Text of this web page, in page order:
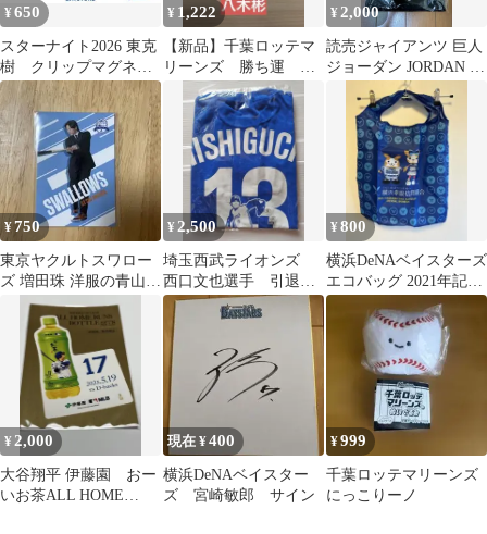
¥650
スターナイト2026 東克
樹 クリップマグネッ
ト
¥ 1,222
【新品】千葉ロッテマ
リーンズ 勝ち運 ア
クリルキーホルダー
八木彬
¥ 2,000
読売ジャイアンツ 巨人
ジョーダン JORDAN コ
ラボ タオル
¥750
東京ヤクルトスワロー
ズ 増田珠 洋服の青山
限定 スワローズトレカ
¥ 2,500
埼玉西武ライオンズ
西口文也選手 引退記
念Tシャツ Sサイズ
ブルー
¥800
横浜DeNAベイスターズ
エコバッグ 2021年記念
グッズ
¥2,000
大谷翔平 伊藤園 おー
いお茶ALL HOME
現在 ¥400
横浜DeNAベイスター
ズ 宮崎敏郎 サイン
¥999
千葉ロッテマリーンズ
にっこりーノ